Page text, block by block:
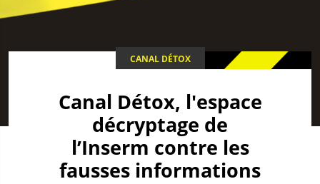
CANAL DÉTOX
Canal Détox, l'espace
décryptage de
l’Inserm contre les
fausses informations